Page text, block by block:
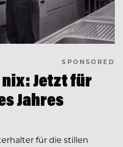
SPONSORED
Jetzt für
Jahres
für die stillen